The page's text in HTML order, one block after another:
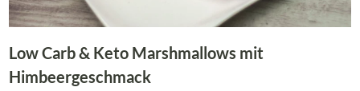
Low Carb & Keto Marshmallows mit
Himbeergeschmack